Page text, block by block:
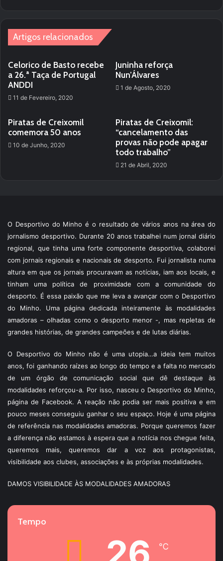
Artigos relacionados
Celorico de Basto recebe
a 26.ª Taça de Portugal
ANDDI
11 de Fevereiro, 2020
Juninha reforça
Nun’Álvares
1 de Agosto, 2020
Piratas de Creixomil
comemora 50 anos
10 de Junho, 2020
Piratas de Creixomil:
“cancelamento das
provas não pode apagar
todo trabalho”
21 de Abril, 2020
O Desportivo do Minho é o resultado de vários anos na área do
jornalismo desportivo. Durante 20 anos trabalhei num jornal diário
regional, que tinha uma forte componente desportiva, colaborei
com jornais regionais e nacionais de desporto. Fui jornalista numa
altura em que os jornais procuravam as notícias, iam aos locais, e
tinham uma política de proximidade com a comunidade do
desporto. É essa paixão que me leva a avançar com o Desportivo
do Minho. Uma página dedicada inteiramente às modalidades
amadoras – olhadas como o desporto menor -, mas repletas de
grandes histórias, de grandes campeões e de lutas diárias.
O Desportivo do Minho não é uma utopia…a ideia tem muitos
anos, foi ganhando raízes ao longo do tempo e a falta no mercado
de um órgão de comunicação social que dê destaque às
modalidades reforçou-a. Por isso, nasceu o Desportivo do Minho,
página de Facebook. A reação não podia ser mais positiva e em
pouco meses conseguiu ganhar o seu espaço. Hoje é uma página
de referência nas modalidades amadoras. Porque queremos fazer
a diferença não estamos à espera que a notícia nos chegue feita,
queremos mais, queremos dar a voz aos protagonistas,
visibilidade aos clubes, associações e às próprias modalidades.
DAMOS VISIBILIDADE ÀS MODALIDADES AMADORAS
Tempo
℃